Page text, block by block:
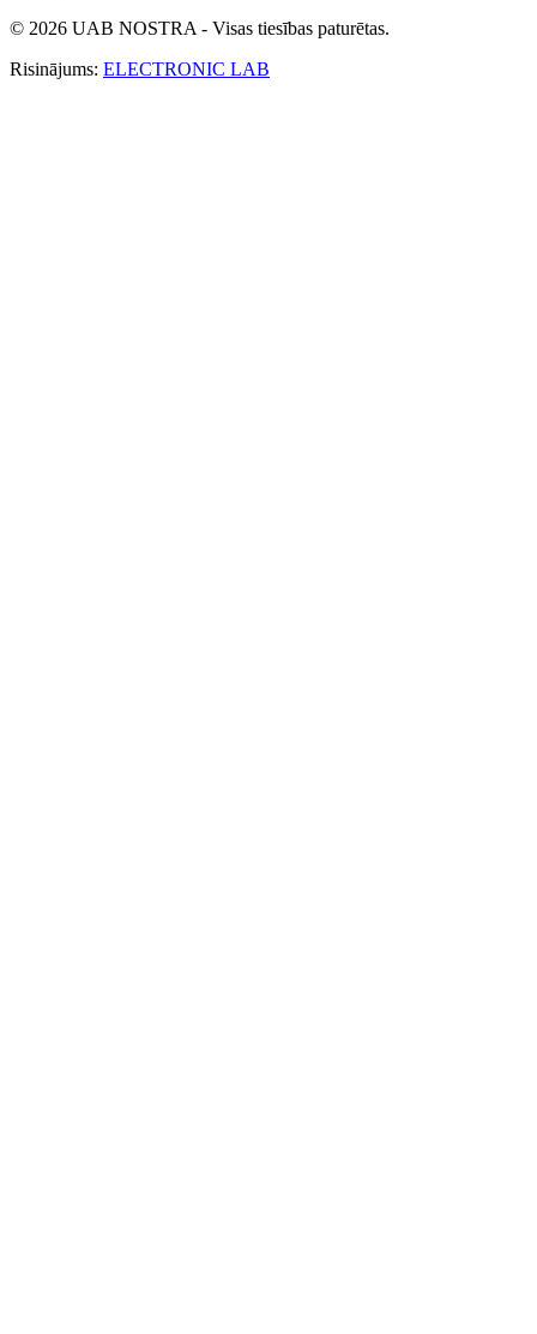
© 2026 UAB NOSTRA - Visas tiesības paturētas.
Risinājums: ELECTRONIC LAB